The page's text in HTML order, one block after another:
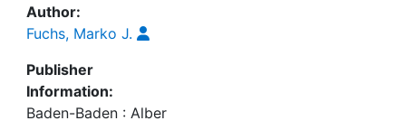
Author:
Fuchs, Marko J.
Publisher
Information:
Baden-Baden : Alber